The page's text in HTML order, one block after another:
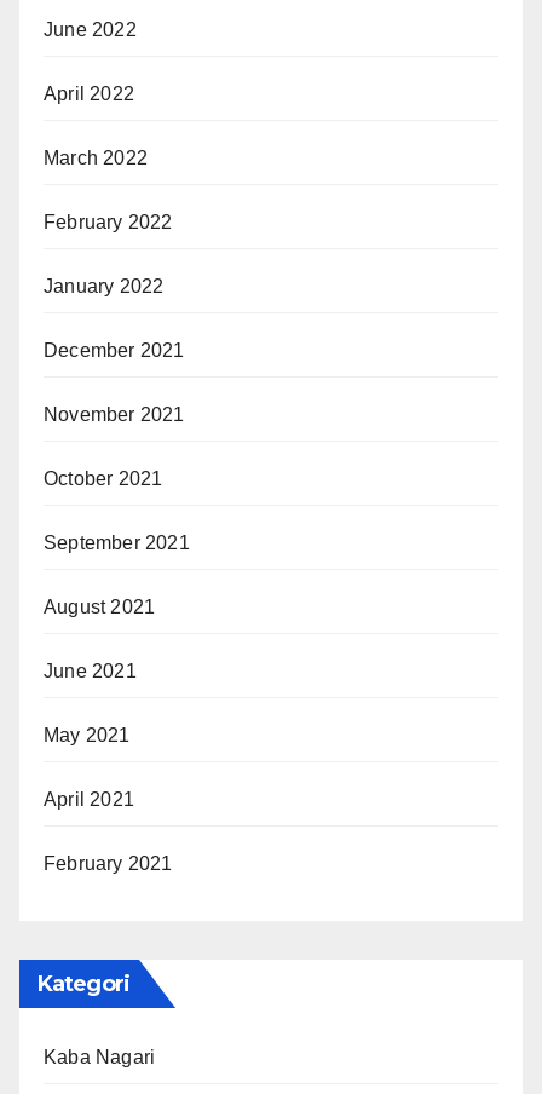
June 2022
April 2022
March 2022
February 2022
January 2022
December 2021
November 2021
October 2021
September 2021
August 2021
June 2021
May 2021
April 2021
February 2021
Kategori
Kaba Nagari